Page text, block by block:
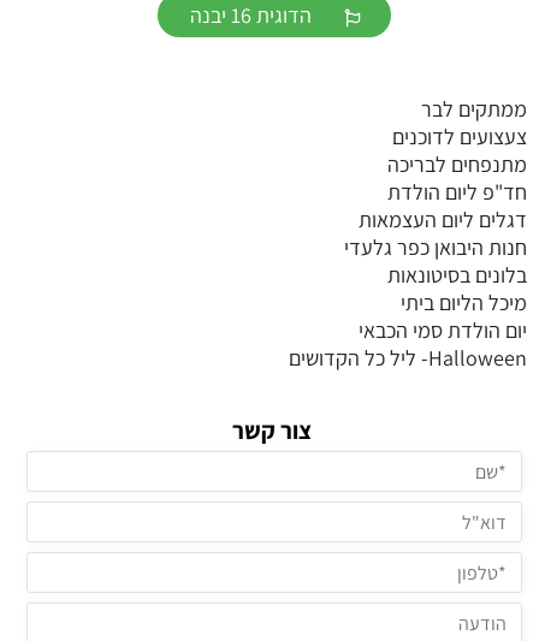
הדוגית 16 יבנה
ממתקים לבר
צעצועים לדוכנים
מתנפחים לבריכה
חד"פ ליום הולדת
דגלים ליום העצמאות
חנות היבואן כפר גלעדי
בלונים בסיטונאות
מיכל הליום ביתי
יום הולדת סמי הכבאי
Halloween- ליל כל הקדושים
צור קשר